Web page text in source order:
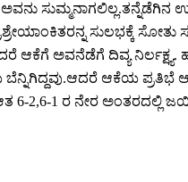
ಸುಮ್ಮನಾಗಲಿಲ್ಲ.ತನ್ನೆಡೆಗಿನ
ಸುಲಭಕ್ಕೆ ಸೋತು
ಆಕೆಗೆ ಅವನೆಡೆಗೆ ದಿವ್ಯ
ಆಕೆಯ ಪ್ರತಿಭೆ
6-2,6-1 ರ ನೇರ ಅಂತರದಲ್ಲಿ